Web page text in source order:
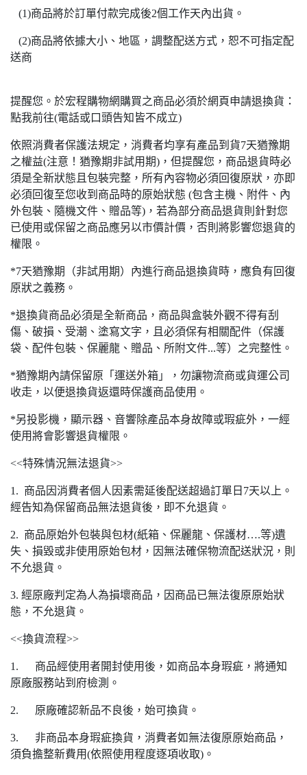
(1)商品將於訂單付款完成後2個工作天內出貨。
(2)商品將依據大小、地區，調整配送方式，恕不可指定配
送商
提醒您。於宏程購物網購買之商品必須於網頁申請退換貨：
點我前往(電話或口頭告知皆不成立)
依照消費者保護法規定，消費者均享有產品到貨7天猶豫期
之權益(注意！猶豫期非試用期)，但提醒您，商品退貨時必
須是全新狀態且包裝完整，所有內容物必須回復原狀，亦即
必須回復至您收到商品時的原始狀態 (包含主機、附件、內
外包裝、隨機文件、贈品等)，若為部分商品退貨則針對您
已使用或保留之商品應另以市價計價，否則將影響您退貨的
權限。
*7天猶豫期（非試用期）內進行商品退換貨時，應負有回復
原狀之義務。
*退換貨商品必須是全新商品，商品與盒裝外觀不得有刮
傷、破損、受潮、塗寫文字，且必須保有相關配件（保護
袋、配件包裝、保麗龍、贈品、所附文件...等）之完整性。
*猶豫期內請保留原「運送外箱」，勿讓物流商或貨運公司
收走，以便退換貨返還時保護商品使用。
*另投影機，顯示器、音響除產品本身故障或瑕疵外，一經
使用將會影響退貨權限。
<<特殊情況無法退貨>>
1. 商品因消費者個人因素需延後配送超過訂單日7天以上。
經告知為保留商品無法退貨後，即不允退貨。
2. 商品原始外包裝與包材(紙箱、保麗龍、保護材….等)遺
失、損毀或非使用原始包材，因無法確保物流配送狀況，則
不允退貨。
3. 經原廠判定為人為損壞商品，因商品已無法復原原始狀
態，不允退貨。
<<換貨流程>>
1. 商品經使用者開封使用後，如商品本身瑕疵，將通知
原廠服務站到府檢測。
2. 原廠確認新品不良後，始可換貨。
3. 非商品本身瑕疵換貨，消費者如無法復原原始商品，
須負擔整新費用(依照使用程度逐項收取)。